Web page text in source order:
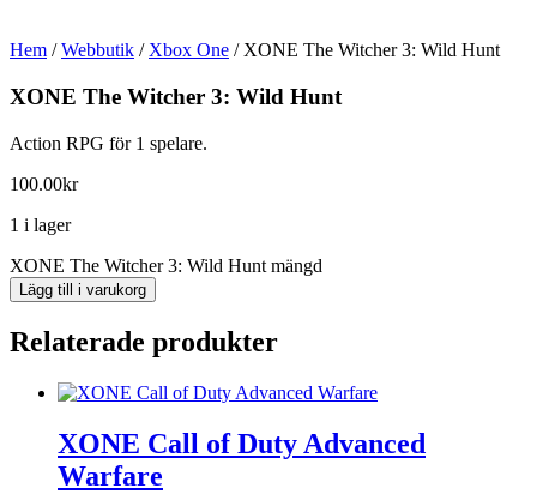
Hem /Webbutik / Xbox One / XONE The Witcher 3: Wild Hunt
XONE The Witcher 3: Wild Hunt
Action RPG för 1 spelare.
100.00kr
1 i lager
XONE The Witcher 3: Wild Hunt mängd
Lägg till i varukorg
Relaterade produkter
XONE Call of Duty Advanced
Warfare